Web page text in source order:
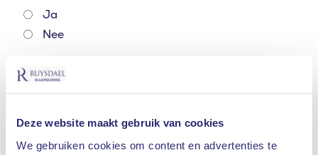
Deze website maakt gebruik van cookies
We gebruiken cookies om content en advertenties te
Ja
Nee
Voelt u zich vaak moe, vermoeid of slaperig gedurende de
Ja
Nee